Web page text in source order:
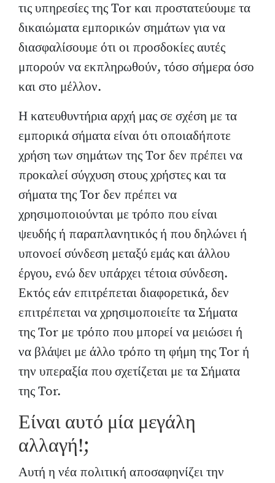
τις υπηρεσίες της Tor και προστατεύουμε τα
δικαιώματα εμπορικών σημάτων για να
διασφαλίσουμε ότι οι προσδοκίες αυτές
μπορούν να εκπληρωθούν, τόσο σήμερα όσο
και στο μέλλον.
Η κατευθυντήρια αρχή μας σε σχέση με τα
εμπορικά σήματα είναι ότι οποιαδήποτε
χρήση των σημάτων της Tor δεν πρέπει να
προκαλεί σύγχυση στους χρήστες και τα
σήματα της Tor δεν πρέπει να
χρησιμοποιούνται με τρόπο που είναι
ψευδής ή παραπλανητικός ή που δηλώνει ή
υπονοεί σύνδεση μεταξύ εμάς και άλλου
έργου, ενώ δεν υπάρχει τέτοια σύνδεση.
Εκτός εάν επιτρέπεται διαφορετικά, δεν
επιτρέπεται να χρησιμοποιείτε τα Σήματα
της Tor με τρόπο που μπορεί να μειώσει ή
να βλάψει με άλλο τρόπο τη φήμη της Tor ή
την υπεραξία που σχετίζεται με τα Σήματα
της Tor.
Είναι αυτό μία μεγάλη
αλλαγή!;
Αυτή η νέα πολιτική αποσαφηνίζει την